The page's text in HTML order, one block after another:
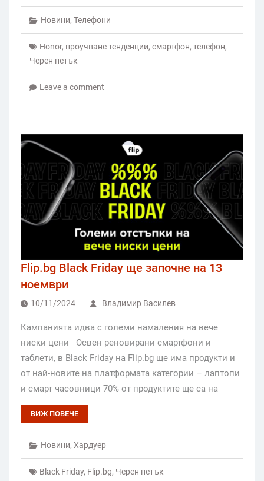
Новини, Телефони
Honor, проучване тенденции, смартфон, телефон,
Черен петък
Leave a comment
Flip.bg Black Friday ще започне на 13
ноември
10/11/2024 Владимир Василев
Кампанията идва с големи намаления на вече
ниски цени Освен реновирани смартфони и
таблети, в Black Friday на Flip.bg ще има продукти и
от най-новите на платформата категории – лаптопи
и смарт часовници 70% от продуктите ще са на
ВИЖ ПОВЕЧЕ
Новини, Хардуер
Black Friday, Flip.bg, Черен петък